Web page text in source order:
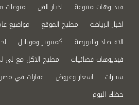
فيديوهات متنوعة
اخبار الفن
منوعات
اخبار الرياضة
مطبخ الموقع
مواضيع
الاقتصاد والبورصة
كمبيوتر وموبايل
فيديوهات فضائيات
مطبخ الاكل مع لى
سيارات
اسعار وعروض عقارات في مصر
حظك اليوم